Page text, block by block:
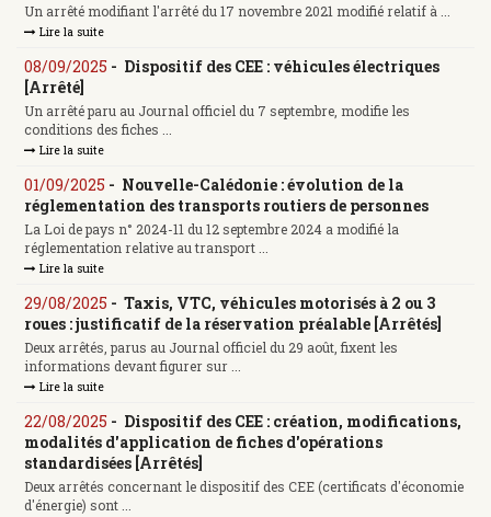
Un arrêté modifiant l'arrêté du 17 novembre 2021 modifié relatif à ...
Lire la suite
08/09/2025 - Dispositif des CEE : véhicules électriques
[Arrêté]
Un arrêté paru au Journal officiel du 7 septembre, modifie les
conditions des fiches ...
Lire la suite
01/09/2025 - Nouvelle-Calédonie : évolution de la
réglementation des transports routiers de personnes
La Loi de pays n° 2024-11 du 12 septembre 2024 a modifié la
réglementation relative au transport ...
Lire la suite
29/08/2025 - Taxis, VTC, véhicules motorisés à 2 ou 3
roues : justificatif de la réservation préalable [Arrêtés]
Deux arrêtés, parus au Journal officiel du 29 août, fixent les
informations devant figurer sur ...
Lire la suite
22/08/2025 - Dispositif des CEE : création, modifications,
modalités d'application de fiches d'opérations
standardisées [Arrêtés]
Deux arrêtés concernant le dispositif des CEE (certificats d'économie
d'énergie) sont ...